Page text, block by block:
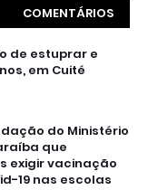
COMENTÁRIOS
de estuprar e
em Cuité
do Ministério
que
exigir vacinação
19 nas escolas